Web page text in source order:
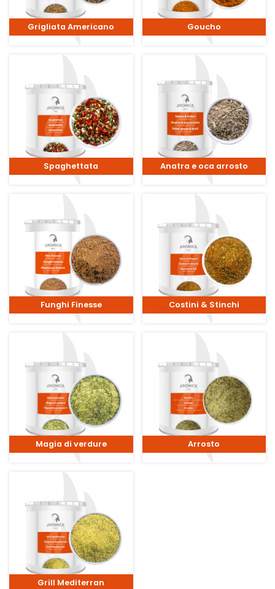
Grigliata Americano Goucho
Spaghettata Anatra e oca arrosto
Funghi Finesse Costini & Stinchi
Magia di verdure Arrosto
Grill Mediterran